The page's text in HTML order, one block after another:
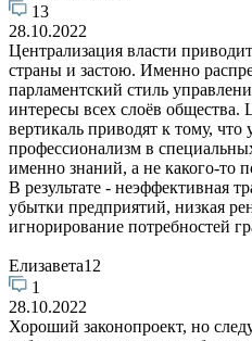
13
28.10.2022
Централизация власти
страны и застою. Именно
парламентский стиль
интересы всех слоёв общества.
вертикаль приводят к тому, что
профессионализм в
именно знаний, а не какого-то
В результате - неэффективная
убытки предприятий, низкая
игнорирование потребностей
Елизавета12
1
28.10.2022
Хороший законопроект, но